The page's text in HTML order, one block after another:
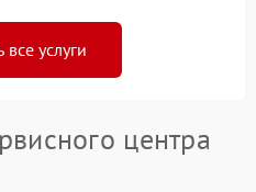
все услуги
центра